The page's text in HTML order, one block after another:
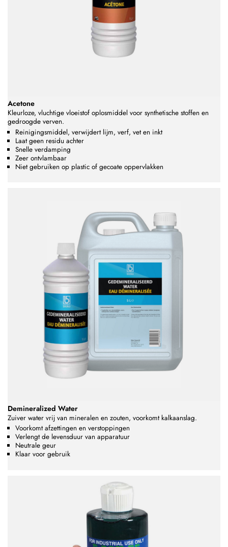
Acetone
Kleurloze, vluchtige vloeistof oplosmiddel voor synthetische stoffen en
gedroogde verven.
Reinigingsmiddel, verwijdert lijm, verf, vet en inkt
Laat geen residu achter
Snelle verdamping
Zeer ontvlambaar
Niet gebruiken op plastic of gecoate oppervlakken
Demineralized Water
Zuiver water vrij van mineralen en zouten, voorkomt kalkaanslag.
Voorkomt afzettingen en verstoppingen
Verlengt de levensduur van apparatuur
Neutrale geur
Klaar voor gebruik